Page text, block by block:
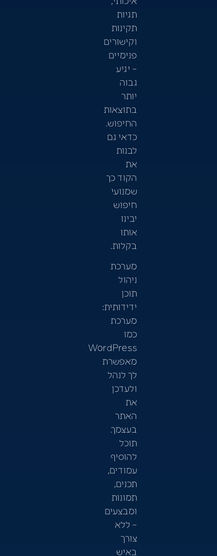
תגיות
תקינות
וקישורים
פנימיים
– יגיע
גבוה
יותר
בתוצאות
החיפוש.
כדאי גם
לבנות
את
הקוד כך
שמנועי
חיפוש
יבינו
אותו
בקלות.
מערכת
ניהול
תוכן
ידידותית:
מערכת
כמו
WordPress
מאפשרת
לך לנהל
ולעדכן
את
האתר
בעצמך.
תוכל
להוסיף
עמודים,
תכנים,
תמונות
ומבצעים
– ללא
צורך
באיש